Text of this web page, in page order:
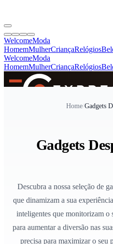
WelcomeModa
HomemMulherCriançaRelógios
WelcomeModa
HomemMulherCriançaRelógios
Home/Gadgets
Gadgets
Descubra a nossa seleção de
que dinamizam a sua
inteligentes que monitorizam o
para aumentar a diversão nas
precisa para maximizar o seu